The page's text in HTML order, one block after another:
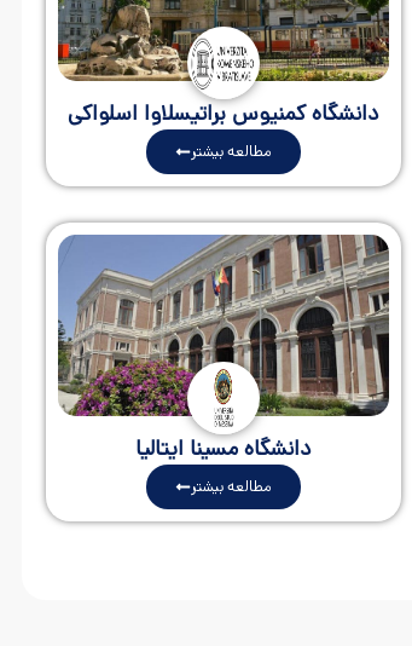
دانشگاه کمنیوس براتیسلاوا اسلواکی
مطالعه بیشتر
دانشگاه مسینا ایتالیا
مطالعه بیشتر